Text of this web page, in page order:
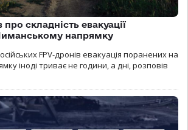
складність евакуації
напрямку
FPV-дронів евакуація поранених на
іноді триває не години, а дні, розповів